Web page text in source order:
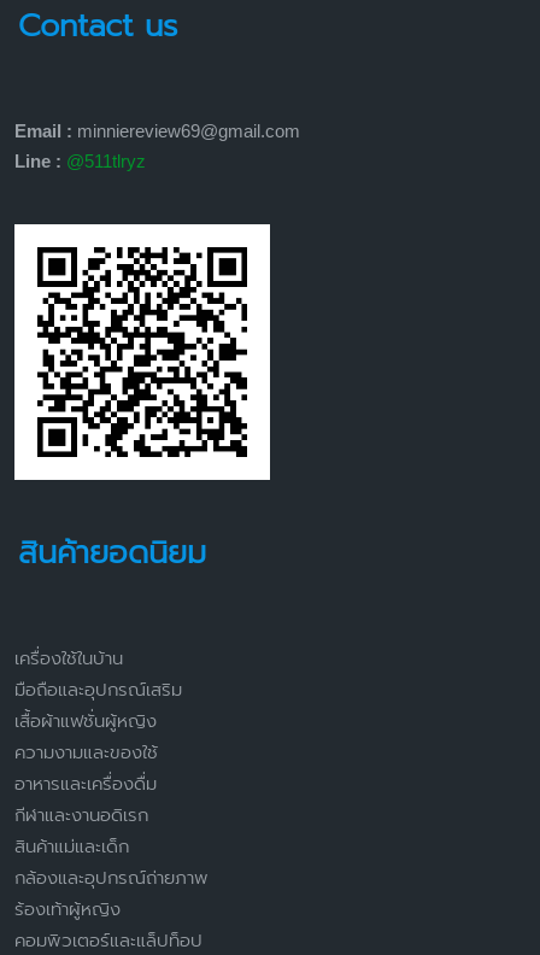
Contact us
Email : minniereview69@gmail.com
Line : @511tlryz
สินค้ายอดนิยม
เครื่องใช้ในบ้าน
มือถือและอุปกรณ์เสริม
เสื้อผ้าแฟชั่นผู้หญิง
ความงามและของใช้
อาหารและเครื่องดื่ม
กีฬาและงานอดิเรก
สินค้าแม่และเด็ก
กล้องและอุปกรณ์ถ่ายภาพ
ร้องเท้าผู้หญิง
คอมพิวเตอร์และแล็ปท็อป